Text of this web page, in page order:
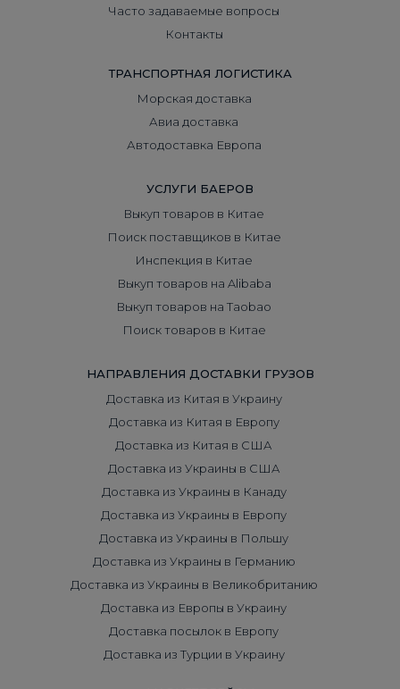
Часто задаваемые вопросы
Контакты
ТРАНСПОРТНАЯ ЛОГИСТИКА
Морская доставка
Авиа доставка
Автодоставка Европа
УСЛУГИ БАЕРОВ
Выкуп товаров в Китае
Поиск поставщиков в Китае
Инспекция в Китае
Выкуп товаров на Alibaba
Выкуп товаров на Taobao
Поиск товаров в Китае
НАПРАВЛЕНИЯ ДОСТАВКИ ГРУЗОВ
Доставка из Китая в Украину
Доставка из Китая в Европу
Доставка из Китая в США
Доставка из Украины в США
Доставка из Украины в Канаду
Доставка из Украины в Европу
Доставка из Украины в Польшу
Доставка из Украины в Германию
Доставка из Украины в Великобританию
Доставка из Европы в Украину
Доставка посылок в Европу
Доставка из Турции в Украину